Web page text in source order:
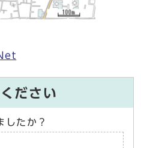
ださい
したか？